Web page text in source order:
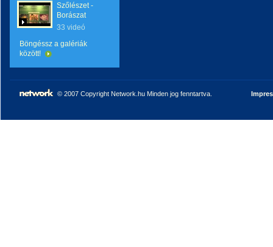
Szőlészet -
Borászat
33 videó
Böngéssz a galériák
között!
© 2007 Copyright Network.hu Minden jog fenntartva.